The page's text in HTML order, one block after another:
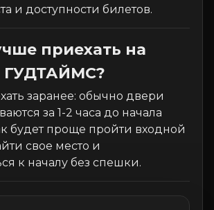
и доступности билетов.
приехать на
ГУДТАЙМС?
заранее: обычно двери
за 1-2 часа до начала
будет проще пройти входной
свое место и
к началу без спешки.